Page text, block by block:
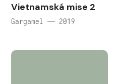
Vietnamská mise 2
Gargamel — 2019